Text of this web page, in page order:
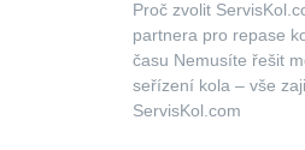
Proč zvolit
partnera pro repase
času Nemusíte řešit
seřízení kola – vše
ServisKol.com